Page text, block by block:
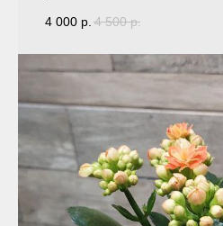
4 000 р. 4 500 р.